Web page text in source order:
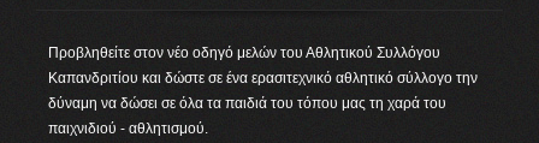
Προβληθείτε στον νέο οδηγό μελών του Αθλητικού Συλλόγου
Καπανδριτίου και δώστε σε ένα ερασιτεχνικό αθλητικό σύλλογο την
δύναμη να δώσει σε όλα τα παιδιά του τόπου μας τη χαρά του
παιχνιδιού - αθλητισμού.